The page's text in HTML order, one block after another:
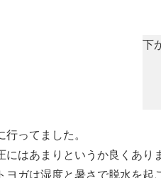
下
ってました。
はあまりというか良くあり
ヨガは湿度と暑さで脱水を起